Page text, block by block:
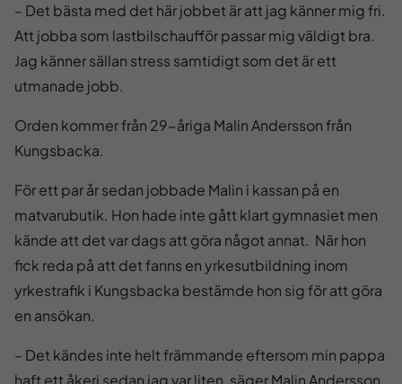
– Det bästa med det här jobbet är att jag känner mig fri.
Att jobba som lastbilschaufför passar mig väldigt bra.
Jag känner sällan stress samtidigt som det är ett
utmanade jobb.
Orden kommer från 29-åriga Malin Andersson från
Kungsbacka.
För ett par år sedan jobbade Malin i kassan på en
matvarubutik. Hon hade inte gått klart gymnasiet men
kände att det var dags att göra något annat. När hon
fick reda på att det fanns en yrkesutbildning inom
yrkestrafik i Kungsbacka bestämde hon sig för att göra
en ansökan.
– Det kändes inte helt främmande eftersom min pappa
haft ett åkeri sedan jag var liten, säger Malin Andersson.